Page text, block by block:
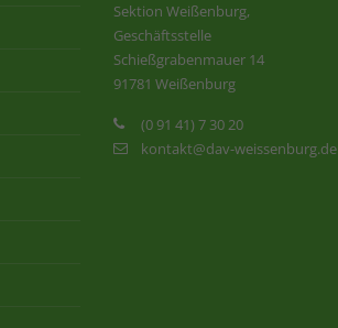
Sektion Weißenburg,
Geschäftsstelle
Schießgrabenmauer 14
91781 Weißenburg
(0 91 41) 7 30 20
kontakt@dav-weissenburg.de